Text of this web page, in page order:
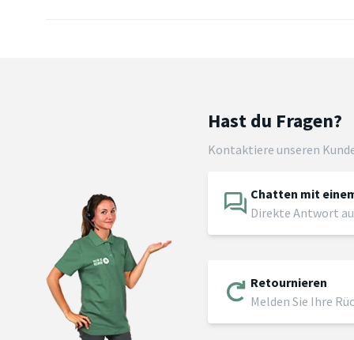
Hast du Fragen?
Kontaktiere unseren
Chatten mit
Direkte Antwort
Retournieren
Melden Sie Ihre